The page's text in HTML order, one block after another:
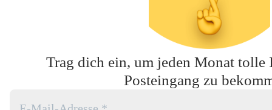
Trag dich ein, um jeden Monat tolle
Posteingang zu